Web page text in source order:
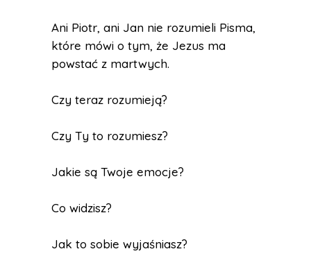
Ani Piotr, ani Jan nie rozumieli Pisma,
które mówi o tym, że Jezus ma
powstać z martwych.
Czy teraz rozumieją?
Czy Ty to rozumiesz?
Jakie są Twoje emocje?
Co widzisz?
Jak to sobie wyjaśniasz?